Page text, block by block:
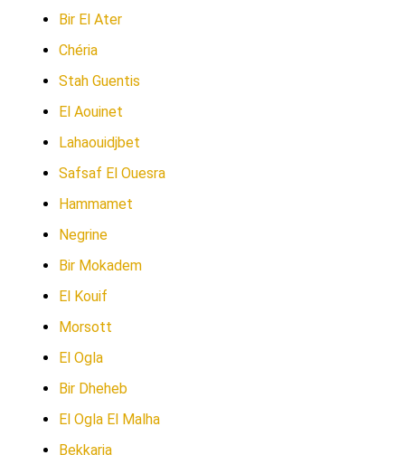
Bir El Ater
Chéria
Stah Guentis
El Aouinet
Lahaouidjbet
Safsaf El Ouesra
Hammamet
Negrine
Bir Mokadem
El Kouif
Morsott
El Ogla
Bir Dheheb
El Ogla El Malha
Bekkaria